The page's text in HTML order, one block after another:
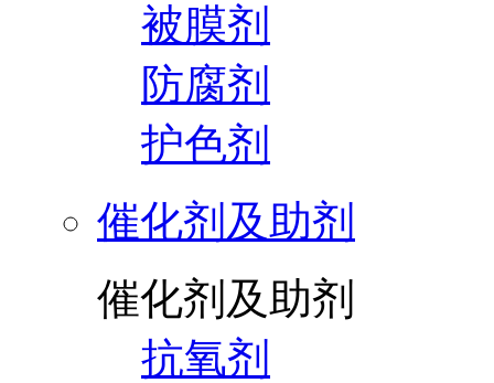
被膜剂
防腐剂
护色剂
催化剂及助剂
催化剂及助剂
抗氧剂